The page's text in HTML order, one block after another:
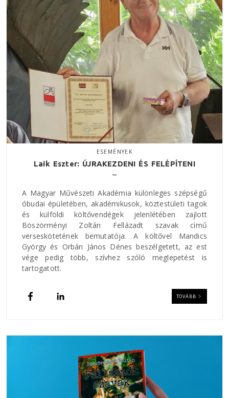
ESEMÉNYEK
Laik Eszter: ÚJRAKEZDENI ÉS FELÉPÍTENI
A Magyar Művészeti Akadémia különleges szépségű
óbudai épületében, akadémikusok, köztestületi tagok
és külföldi költővendégek jelenlétében zajlott
Böszörményi Zoltán Fellázadt szavak című
verseskötetének bemutatója. A költővel Mandics
György és Orbán János Dénes beszélgetett, az est
vége pedig több, szívhez szóló meglepetést is
tartogatott.
TOVÁBB